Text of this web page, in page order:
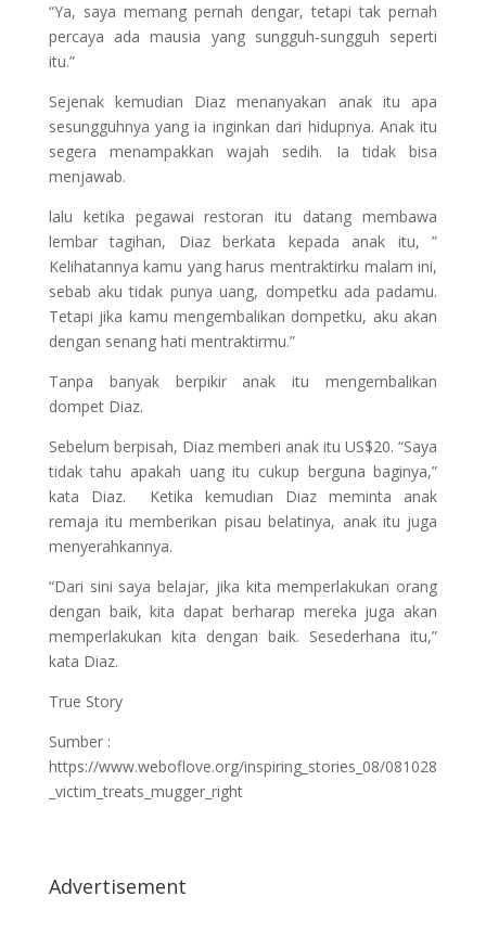
“Ya, saya memang pernah dengar, tetapi tak pernah
percaya ada mausia yang sungguh-sungguh seperti
itu.”
Sejenak kemudian Diaz menanyakan anak itu apa
sesungguhnya yang ia inginkan dari hidupnya. Anak itu
segera menampakkan wajah sedih. Ia tidak bisa
menjawab.
lalu ketika pegawai restoran itu datang membawa
lembar tagihan, Diaz berkata kepada anak itu, ”
Kelihatannya kamu yang harus mentraktirku malam ini,
sebab aku tidak punya uang, dompetku ada padamu.
Tetapi jika kamu mengembalikan dompetku, aku akan
dengan senang hati mentraktirmu.”
Tanpa banyak berpikir anak itu mengembalikan
dompet Diaz.
Sebelum berpisah, Diaz memberi anak itu US$20. “Saya
tidak tahu apakah uang itu cukup berguna baginya,”
kata Diaz. Ketika kemudian Diaz meminta anak
remaja itu memberikan pisau belatinya, anak itu juga
menyerahkannya.
“Dari sini saya belajar, jika kita memperlakukan orang
dengan baik, kita dapat berharap mereka juga akan
memperlakukan kita dengan baik. Sesederhana itu,”
kata Diaz.
True Story
Sumber :
https://www.weboflove.org/inspiring_stories_08/081028
_victim_treats_mugger_right
Advertisement